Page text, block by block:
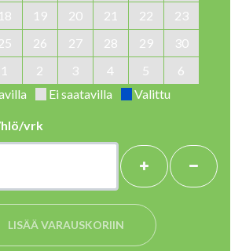
18 19 20 21 22
23
26 27 28 29
30
1 2 3 4 5
6
Ei saatavilla Valittu
hlö/vrk
LISÄÄ VARAUSKORIIN